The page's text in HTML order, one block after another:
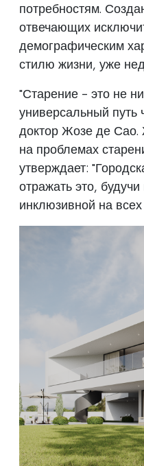
потребностям.
отвечающих
демографическим
стилю жизни, уже
"Старение - это не
универсальный путь
доктор Жозе де Сао.
на проблемах
утверждает:
отражать это,
инклюзивной на всех